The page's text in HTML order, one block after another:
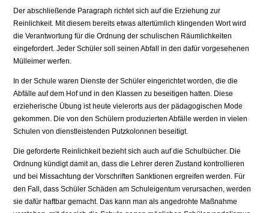
Der abschließende Paragraph richtet sich auf die Erziehung zur
Reinlichkeit. Mit die­sem bereits etwas altertümlich klingenden Wort wird
die Verantwortung für die Ord­nung der schulischen Räumlichkeiten
eingefordert. Jeder Schüler soll seinen Abfall in den dafür vorgesehenen
Mülleimer werfen.
In der Schule waren Dienste der Schüler eingerichtet worden, die die
Abfälle auf dem Hof und in den Klassen zu beseitigen hatten. Diese
erzieherische Übung ist heute vielerorts aus der pädagogischen Mode
gekommen. Die von den Schülern pro­duzierten Abfälle werden in vielen
Schulen von dienstleistenden Putzkolonnen besei­tigt.
Die geforderte Reinlichkeit bezieht sich auch auf die Schulbücher. Die
Ordnung kündigt damit an, dass die Lehrer deren Zustand kontrollieren
und bei Missachtung der Vorschriften Sanktionen ergreifen werden. Für
den Fall, dass Schüler Schäden am Schuleigentum verursachen, werden
sie dafür haftbar gemacht. Das kann man als angedrohte Maßnahme